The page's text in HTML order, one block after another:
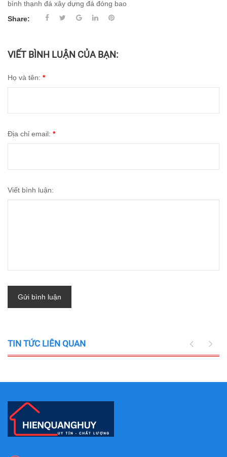
bình thạnh đá xây dựng đá đóng bao
Share:
VIẾT BÌNH LUẬN CỦA BẠN:
Họ và tên: *
Địa chỉ email: *
Viết bình luận:
Gửi bình luận
TIN TỨC LIÊN QUAN